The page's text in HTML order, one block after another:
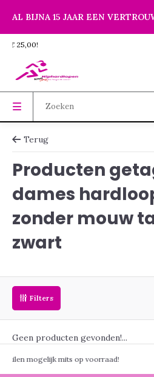
AL BIJNA 15 JAAR EEN
GRATIS verzending vanaf € 25,00!
Terug
Producten
dames
zonder mouw
zwart
Filters
Geen producten gevonden!...
mits op voorraad!